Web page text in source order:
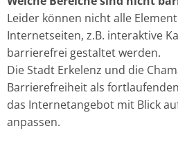
Leider können nicht alle
Internetseiten, z.B. interaktive
barrierefrei gestaltet werden.
Die Stadt Erkelenz und die
Barrierefreiheit als
das Internetangebot mit Blick
anpassen.